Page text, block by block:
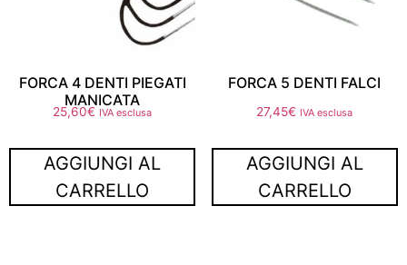
FORCA 4 DENTI PIEGATI
MANICATA
25,60€ IVA esclusa
AGGIUNGI AL
CARRELLO
FORCA 5 DENTI FALCI
27,45€ IVA esclusa
AGGIUNGI AL
CARRELLO